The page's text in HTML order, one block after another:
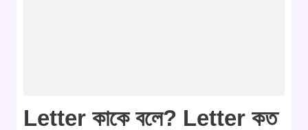
Letter কাকে বলে? Letter কত